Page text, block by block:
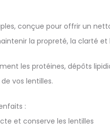
conçue pour offrir un
la propreté, la clarté
les protéines, dépôts
vos lentilles.
:
et conserve les lentilles